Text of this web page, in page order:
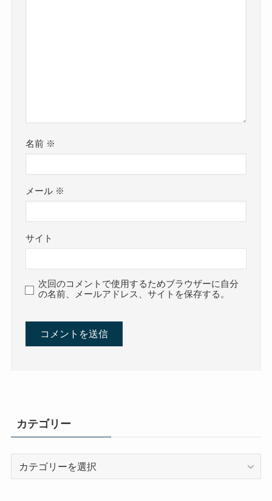
名前 ※
メール ※
サイト
次回のコメントで使用するためブラウザーに自分
の名前、メールアドレス、サイトを保存する。
カテゴリー